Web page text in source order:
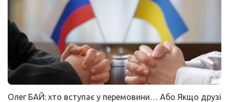
Олег БАЙ: хто вступає у перемовини… Або Якщо друзі